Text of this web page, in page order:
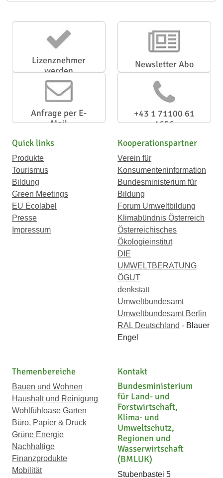
Lizenznehmer
werden
Newsletter Abo
Anfrage per E-
Mail
+43 1 71100 61
1656
Quick links
Produkte
Tourismus
Bildung
Green Meetings
EU Ecolabel
Presse
Impressum
Kooperationspartner
Verein für
Konsumenteninformation
Bundesministerium für
Bildung
Forum Umweltbildung
Klimabündnis Österreich
Österreichisches
Ökologieinstitut
DIE
UMWELTBERATUNG
ÖGUT
denkstatt
Umweltbundesamt
Umweltbundesamt Berlin
RAL Deutschland - Blauer
Engel
Themenbereiche
Bauen und Wohnen
Haushalt und Reinigung
Wohlfühloase Garten
Büro, Papier & Druck
Grüne Energie
Nachhaltige
Finanzprodukte
Mobilität
Kontakt
Bundesministerium
für Land- und
Forstwirtschaft,
Klima- und
Umweltschutz,
Regionen und
Wasserwirtschaft
(BMLUK)
Stubenbastei 5